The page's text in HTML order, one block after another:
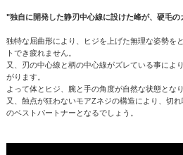
"独自に開発した静刃中心線に設けた峰が、硬毛
独特な屈曲形により、ヒジを上げた無理な姿勢を
トでき疲れません。
又、刃の中心線と柄の中心線がズレている事によ
がります。
よって体とヒジ、腕と手の角度が自然な状態とな
又、蝕点が狂わないモアZネジの構造により、切
のベストパートナーとなるでしょう。